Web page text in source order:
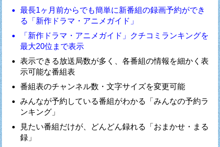
最長1ヶ月前からでも簡単に新番組の録画予約ができ
る「新作ドラマ・アニメガイド」
「新作ドラマ・アニメガイド」クチコミランキングを
最大20位まで表示
表示できる放送局数が多く、各番組の情報を細かく表
示可能な番組表
番組表のチャンネル数・文字サイズを変更可能
みんなが予約している番組がわかる「みんなの予約ラ
ンキング」
見たい番組だけが、どんどん録れる「おまかせ・まる
録」